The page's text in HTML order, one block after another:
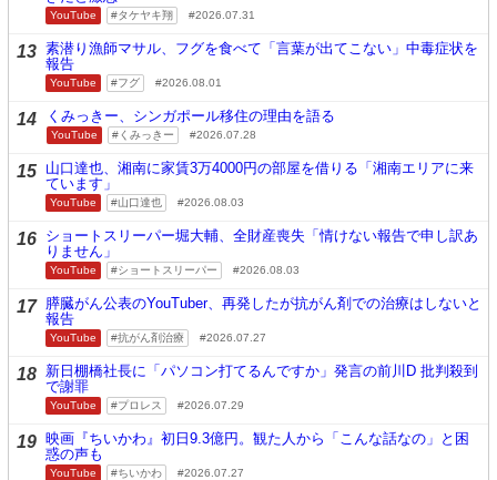
YouTube タケヤキ翔 2026.07.31
13 素潜り漁師マサル、フグを食べて「言葉が出てこない」中毒症状を
報告
YouTube フグ 2026.08.01
14 くみっきー、シンガポール移住の理由を語る
YouTube くみっきー 2026.07.28
15 山口達也、湘南に家賃3万4000円の部屋を借りる「湘南エリアに来
ています」
YouTube 山口達也 2026.08.03
16 ショートスリーパー堀大輔、全財産喪失「情けない報告で申し訳あ
りません」
YouTube ショートスリーパー 2026.08.03
17 膵臓がん公表のYouTuber、再発したが抗がん剤での治療はしないと
報告
YouTube 抗がん剤治療 2026.07.27
18 新日棚橋社長に「パソコン打てるんですか」発言の前川D 批判殺到
で謝罪
YouTube プロレス 2026.07.29
19 映画『ちいかわ』初日9.3億円。観た人から「こんな話なの」と困
惑の声も
YouTube ちいかわ 2026.07.27